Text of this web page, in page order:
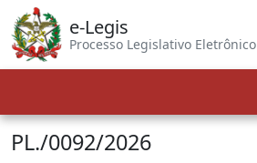
e-Legis
Processo Legislativo Eletrônico
PL./0092/2026